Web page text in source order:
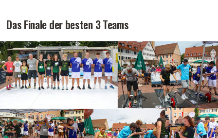
Das Finale der besten 3 Teams